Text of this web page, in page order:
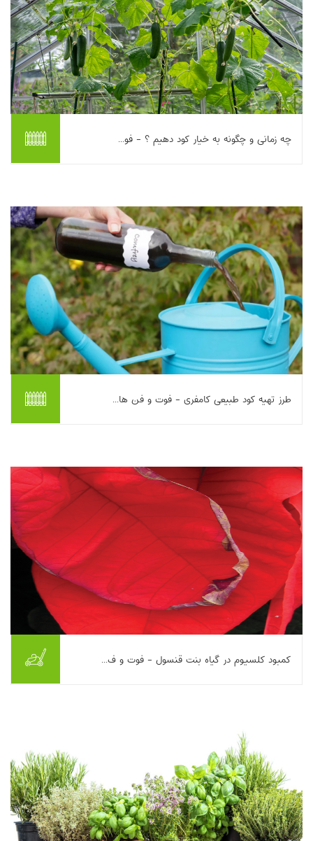
این مطلب زمان‌بندی و روش‌های بهینه کوددهی خیار را بر اساس
بیشتر بخوانیم ...
چه زمانی و چگونه به خیار کود دهیم ؟ - فو...
در این مطلب، گیاه کامفری (Symphytum) یا هماور به‌عنوان منبعی
بیشتر بخوانیم ...
طرز تهیه کود طبیعی کامفری - فوت و فن ها...
کمبود کلسیم در بنت‌قنسول می‌تواند کیفیت و بازارپسندی گیاه را
کمبود کلسیوم در گیاه بنت قنسول - فوت و ف...